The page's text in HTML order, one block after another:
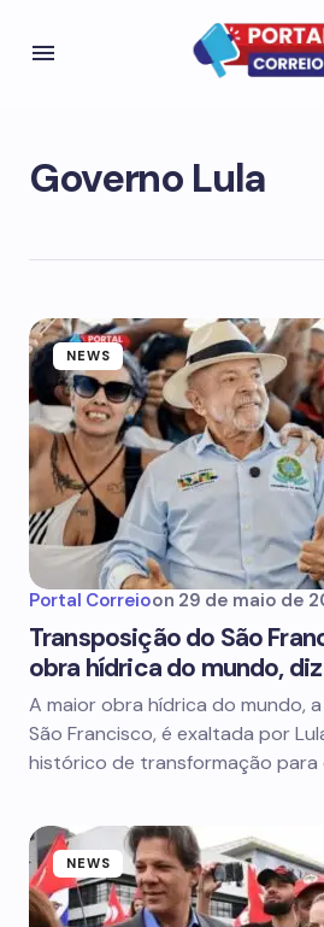
Governo Lula
NEWS
Portal Correioon 29 de maio de
Transposição do São
obra hídrica do mundo,
A maior obra hídrica do mundo,
São Francisco, é exaltada por
histórico de transformação para
NEWS